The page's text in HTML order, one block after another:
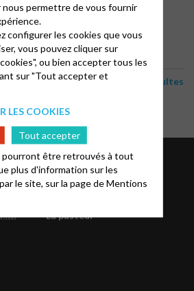
Cultes
À propos
La pasteur
permettre de vous fournir
configurer les cookies que vous
vous pouvez cliquer sur
ou bien accepter tous les
sur "Tout accepter et
LES COOKIES
Tout accepter
pourront être retrouvés à tout
plus d'information sur les
le site, sur la page deMentions